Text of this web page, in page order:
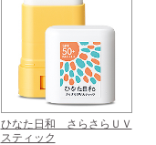
ひなた日和 さらさらＵＶ
スティック